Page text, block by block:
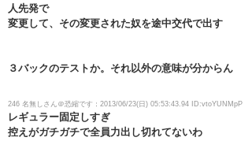
人先発で
変更して、その変更された奴を途中交代で出す
３バックのテストか。それ以外の意味が分からん
246 名無しさん＠恐縮です：2013/06/23(日) 05:53:43.94 ID:vtoYUNMpP
レギュラー固定しすぎ
控えがガチガチで全員力出し切れてないわ